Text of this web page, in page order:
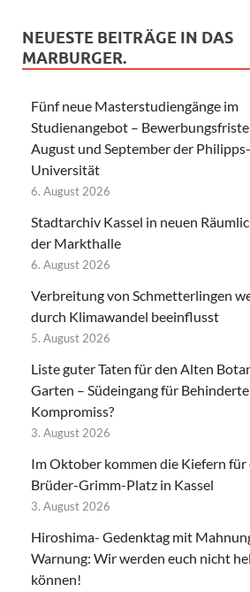
NEUESTE BEITRÄGE IN DAS
MARBURGER.
Fünf neue Masterstudiengänge im
Studienangebot –
August und September der Philipps-
Universität
6. August 2026
Stadtarchiv Kassel in neuen
der Markthalle
6. August 2026
Verbreitung von Schmetterlingen
durch Klimawandel beeinflusst
5. August 2026
Liste guter Taten für den Alten
Garten – Südeingang für
Kompromiss?
3. August 2026
Im Oktober kommen die Kiefern für
Brüder-Grimm-Platz in Kassel
3. August 2026
Hiroshima- Gedenktag mit
Warnung: Wir werden euch nicht
können!